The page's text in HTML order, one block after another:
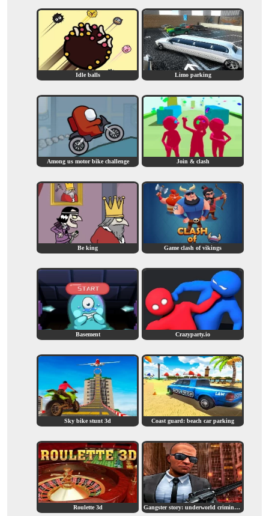
Idle balls Limo parking
Among us motor bike challenge Join & clash
Be king Game clash of vikings
Basement Crazyparty.io
Sky bike stunt 3d Coast guard: beach car parking
Roulette 3d Gangster story: underworld criminal empire mafia